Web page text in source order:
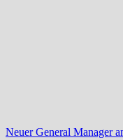
Neuer General Manager